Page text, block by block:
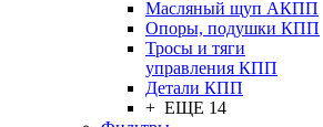
Масляный щуп АКПП
Опоры, подушки КПП
Тросы и тяги
управления КПП
Детали КПП
+ ЕЩЕ 14